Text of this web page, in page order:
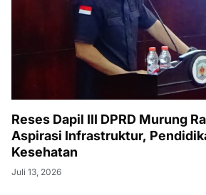
Reses Dapil III DPRD Murung
Aspirasi Infrastruktur,
Kesehatan
Juli 13, 2026